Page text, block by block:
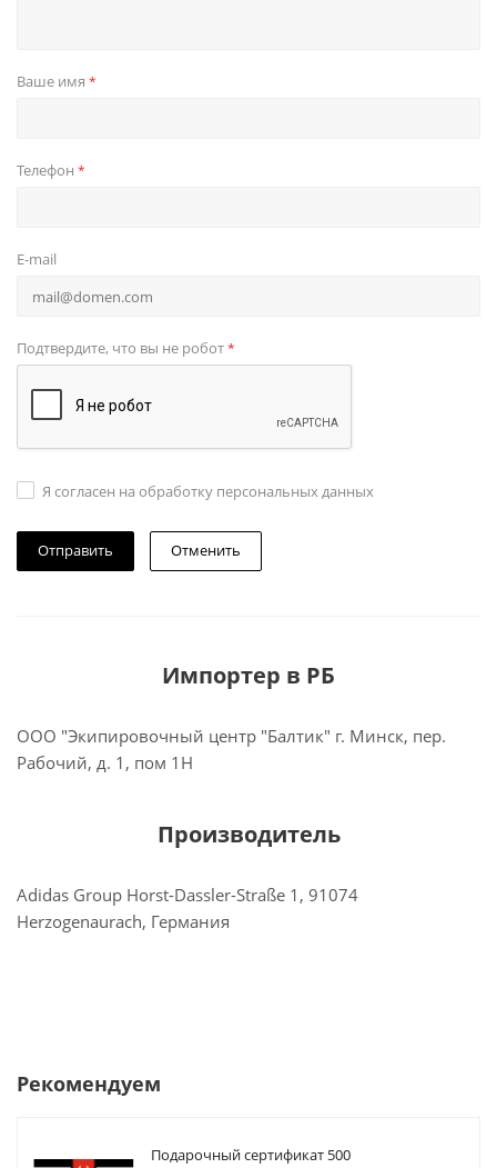
Ваше имя *
Телефон *
E-mail
Подтвердите, что вы не робот*
Я согласен на обработку персональных данных
Отменить
Импортер в РБ
ООО "Экипировочный центр "Балтик" г. Минск, пер.
Рабочий, д. 1, пом 1Н
Производитель
Adidas Group Horst-Dassler-Straße 1, 91074
Herzogenaurach, Германия
Рекомендуем
Подарочный сертификат 500